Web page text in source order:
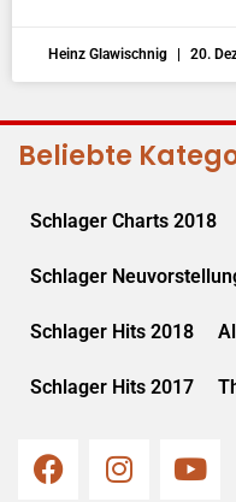
Heinz Glawischnig 20.
Beliebte
Schlager Charts 2018
Schlager
Schlager Hits 2018
Schlager Hits 2017